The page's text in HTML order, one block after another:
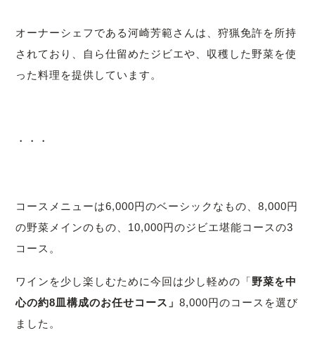
オーナーシェフである河崎芳範さんは、狩猟免許を所持
されており、自ら仕留めたジビエや、収穫した野菜を使
った料理を提供しています。
・・・
コースメニューは6,000円のベーシックなもの、8,000円
の野菜メインのもの、10,000円のジビエ堪能コースの3
コース。
ワインを少し楽しむために今回は少し軽めの「野菜を中
心の約8皿構成のお任せコース」8,000円のコースを選び
ました。